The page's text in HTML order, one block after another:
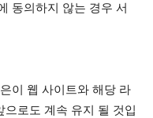
동의하지 않는 경우 서
이 웹 사이트와 해당 라
로도 계속 유지 될 것입